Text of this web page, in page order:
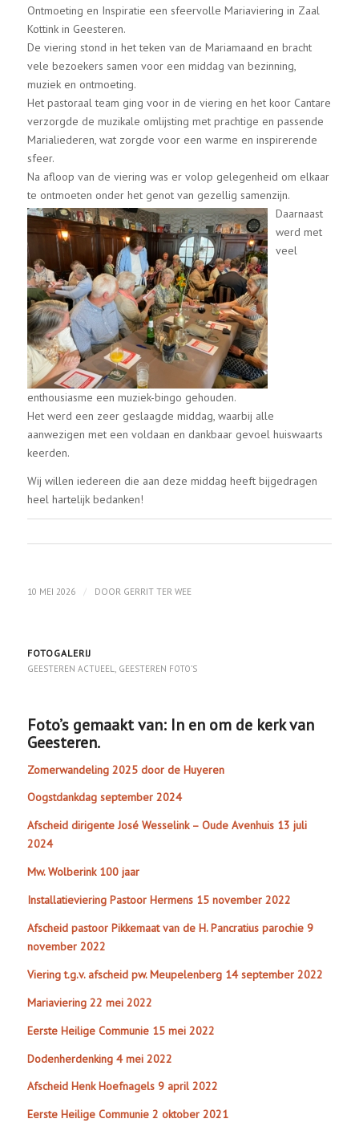
Ontmoeting en Inspiratie een sfeervolle Mariaviering in Zaal
Kottink in Geesteren.
De viering stond in het teken van de Mariamaand en bracht
vele bezoekers samen voor een middag van bezinning,
muziek en ontmoeting.
Het pastoraal team ging voor in de viering en het koor Cantare
verzorgde de muzikale omlijsting met prachtige en passende
Marialiederen, wat zorgde voor een warme en inspirerende
sfeer.
Na afloop van de viering was er volop gelegenheid om elkaar
te ontmoeten onder het genot van gezellig samenzijn.
Daarnaast
werd met
veel
enthousiasme een muziek-bingo gehouden.
Het werd een zeer geslaagde middag, waarbij alle
aanwezigen met een voldaan en dankbaar gevoel huiswaarts
keerden.
Wij willen iedereen die aan deze middag heeft bijgedragen
heel hartelijk bedanken!
10 MEI 2026 / DOOR GERRIT TER WEE
FOTOGALERIJ
GEESTEREN ACTUEEL GEESTEREN FOTO’S
Foto’s gemaakt van: In en om de kerk van
Geesteren.
Zomerwandeling 2025 door de Huyeren
Oogstdankdag september 2024
Afscheid dirigente José Wesselink – Oude Avenhuis 13 juli
2024
Mw. Wolberink 100 jaar
Installatieviering Pastoor Hermens 15 november 2022
Afscheid pastoor Pikkemaat van de H. Pancratius parochie 9
november 2022
Viering t.g.v. afscheid pw. Meupelenberg 14 september 2022
Mariaviering 22 mei 2022
Eerste Heilige Communie 15 mei 2022
Dodenherdenking 4 mei 2022
Afscheid Henk Hoefnagels 9 april 2022
Eerste Heilige Communie 2 oktober 2021